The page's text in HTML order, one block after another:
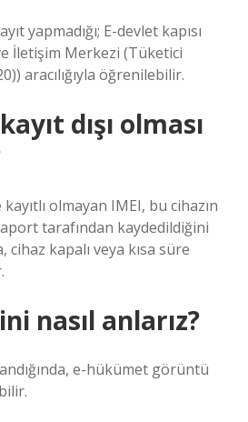
yapmadığı; E-devlet kapısı
İletişim Merkezi (Tüketici
aracılığıyla öğrenilebilir.
dışı olması
olmayan IMEI, bu cihazın
tarafından kaydedildiğini
kapalı veya kısa süre
nasıl anlarız?
e-hükümet görüntü